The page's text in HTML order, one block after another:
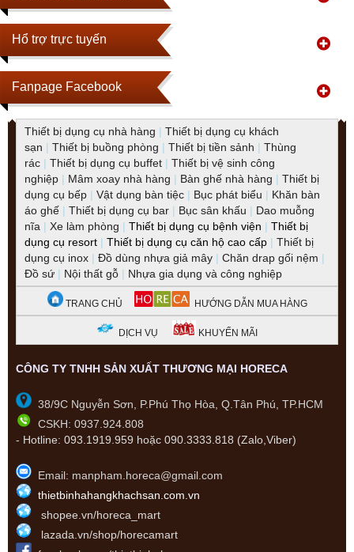
Hổ trợ trực tuyến
Fanpage Facebook
Thiết bị dụng cụ nhà hàng | Thiết bị dụng cụ khách
sạn | Thiết bị buồng phòng | Thiết bị tiền sảnh | Thùng
rác | Thiết bị dụng cụ buffet | Thiết bị vệ sinh công
nghiệp | Mâm xoay nhà hàng | Bàn ghế nhà hàng | Thiết bị
dụng cụ bếp | Vật dụng bàn tiệc | Bục phát biểu | Khăn bàn
áo ghế | Thiết bị dụng cụ bar | Bục sân khấu | Dao muỗng
nĩa | Xe làm phòng | Thiết bị dụng cụ bệnh viện | Thiết bị
dụng cụ resort | Thiết bị dụng cụ căn hộ cao cấp | Thiết bị
dụng cụ inox | Đồ dùng nhựa giả mây | Chăn drap gối nệm |
Đồ sứ | Nội thất gỗ | Nhựa gia dụng và công nghiệp
TRANG CHỦ HƯỚNG DẪN MUA HÀNG
DỊCH VỤ KHUYẾN MÃI
CÔNG TY TNHH SẢN XUẤT THƯƠNG MẠI HORECA
38/9C Nguyễn Sơn, P.Phú Thọ Hòa, Q.Tân Phú, TP.HCM
CSKH: 0937.924.808
- Hotline: 093.1919.959 hoặc 090.3333.818 (Zalo,Viber)
Email: manpham.horeca@gmail.com
thietbinhahangkhachsan.com.vn
shopee.vn/horeca_mart
lazada.vn/shop/horecamart